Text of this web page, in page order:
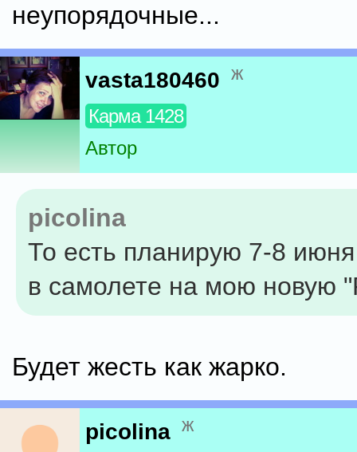
неупорядочные...
vasta180460 ж
Карма 1428
Автор
picolina
То есть планирую 7-8
в самолете на мою новую
Будет жесть как жарко.
picolina ж